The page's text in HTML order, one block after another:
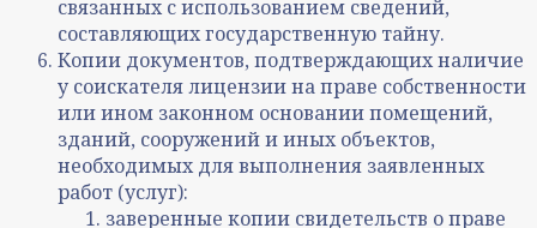
связанных с использованием сведений,
составляющих государственную тайну.
Копии документов, подтверждающих наличие
у соискателя лицензии на праве собственности
или ином законном основании помещений,
зданий, сооружений и иных объектов,
необходимых для выполнения заявленных
работ (услуг):
заверенные копии свидетельств о праве